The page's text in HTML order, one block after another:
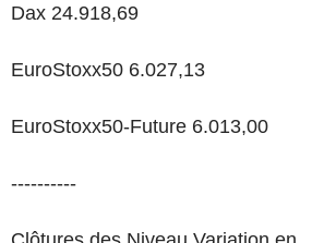
Dax 24.918,69
EuroStoxx50 6.027,13
EuroStoxx50-Future 6.013,00
----------